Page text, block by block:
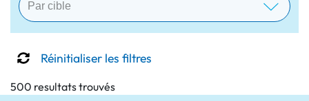
Réinitialiser les filtres
500 resultats trouvés